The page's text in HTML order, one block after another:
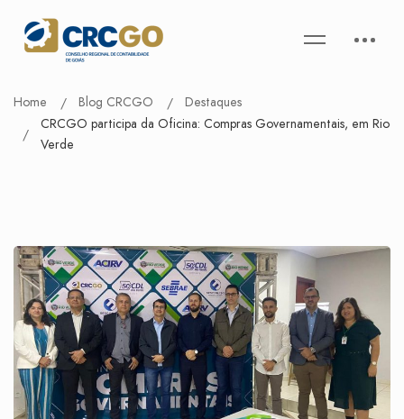
Home Blog CRCGO
Destaques
CRCGO participa da Oficina: Compras Governamentais, em Rio
Verde